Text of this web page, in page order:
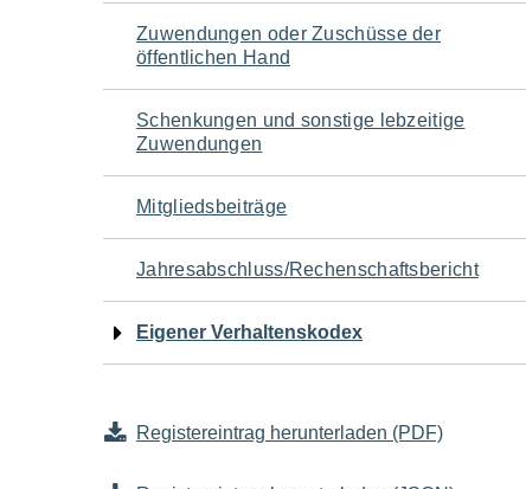
Zuwendungen oder Zuschüsse der
öffentlichen Hand
Schenkungen und sonstige lebzeitige
Zuwendungen
Mitgliedsbeiträge
Jahresabschluss/Rechenschaftsbericht
Eigener Verhaltenskodex
Registereintrag herunterladen (PDF)